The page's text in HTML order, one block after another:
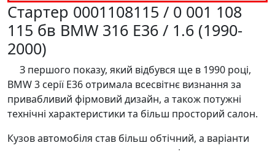
Стартер 0001108115 / 0 001 108
115 бв BMW 316 E36 / 1.6 (1990-
2000)
З першого показу, який відбувся ще в 1990 році,
BMW 3 серії E36 отримала всесвітнє визнання за
привабливий фірмовий дизайн, а також потужні
технічні характеристики та більш просторий салон.
Кузов автомобіля став більш обтічний, а варіанти